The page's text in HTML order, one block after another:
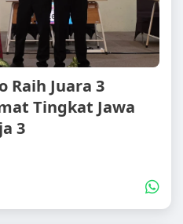
Raih Juara 3
Tingkat Jawa
3